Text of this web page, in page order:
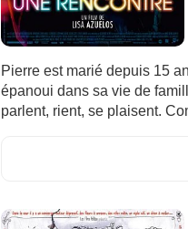
Pierre est marié depuis 15
épanoui dans sa vie de
parlent, rient, se plaisent.